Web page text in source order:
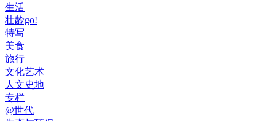
生活
壮龄go!
特写
美食
旅行
文化艺术
人文史地
专栏
@世代